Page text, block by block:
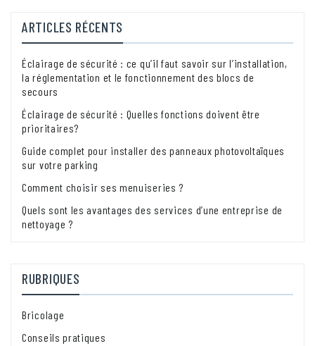
ARTICLES RÉCENTS
Éclairage de sécurité : ce qu’il faut savoir sur l’installation,
la réglementation et le fonctionnement des blocs de
secours
Éclairage de sécurité : Quelles fonctions doivent être
prioritaires?
Guide complet pour installer des panneaux photovoltaïques
sur votre parking
Comment choisir ses menuiseries ?
Quels sont les avantages des services d’une entreprise de
nettoyage ?
RUBRIQUES
Bricolage
Conseils pratiques